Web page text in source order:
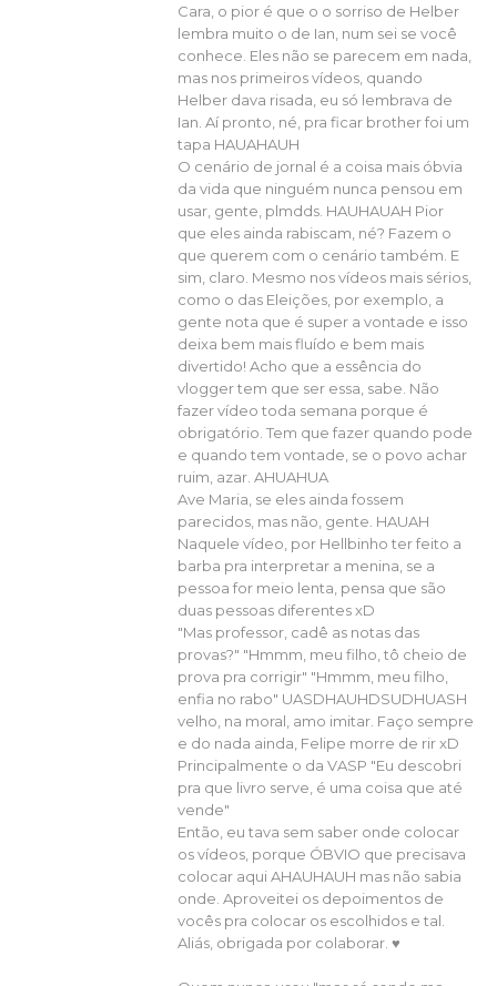
Cara, o pior é que o o sorriso de Helber
lembra muito o de Ian, num sei se você
conhece. Eles não se parecem em nada,
mas nos primeiros vídeos, quando
Helber dava risada, eu só lembrava de
Ian. Aí pronto, né, pra ficar brother foi um
tapa HAUAHAUH
O cenário de jornal é a coisa mais óbvia
da vida que ninguém nunca pensou em
usar, gente, plmdds. HAUHAUAH Pior
que eles ainda rabiscam, né? Fazem o
que querem com o cenário também. E
sim, claro. Mesmo nos vídeos mais sérios,
como o das Eleições, por exemplo, a
gente nota que é super a vontade e isso
deixa bem mais fluído e bem mais
divertido! Acho que a essência do
vlogger tem que ser essa, sabe. Não
fazer vídeo toda semana porque é
obrigatório. Tem que fazer quando pode
e quando tem vontade, se o povo achar
ruim, azar. AHUAHUA
Ave Maria, se eles ainda fossem
parecidos, mas não, gente. HAUAH
Naquele vídeo, por Hellbinho ter feito a
barba pra interpretar a menina, se a
pessoa for meio lenta, pensa que são
duas pessoas diferentes xD
"Mas professor, cadê as notas das
provas?" "Hmmm, meu filho, tô cheio de
prova pra corrigir" "Hmmm, meu filho,
enfia no rabo" UASDHAUHDSUDHUASH
velho, na moral, amo imitar. Faço sempre
e do nada ainda, Felipe morre de rir xD
Principalmente o da VASP "Eu descobri
pra que livro serve, é uma coisa que até
vende"
Então, eu tava sem saber onde colocar
os vídeos, porque ÓBVIO que precisava
colocar aqui AHAUHAUH mas não sabia
onde. Aproveitei os depoimentos de
vocês pra colocar os escolhidos e tal.
Aliás, obrigada por colaborar. ♥